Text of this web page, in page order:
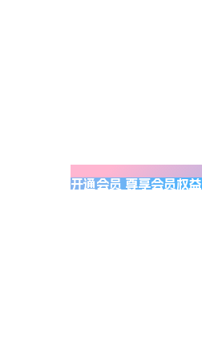
开通会员 尊享会员权益